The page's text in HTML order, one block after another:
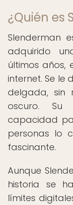
¿Quién es
Slenderman
adquirido
últimos años,
internet. Se le
delgada, sin
oscuro. Su
capacidad
personas lo
fascinante.
Aunque
historia se
límites